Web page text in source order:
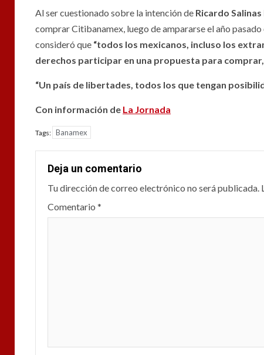
Al ser cuestionado sobre la intención de Ricardo Salinas
comprar Citibanamex, luego de ampararse el año
consideró que “todos los mexicanos, incluso los
derechos participar en una propuesta para comprar,
“Un país de libertades, todos los que tengan
Con información de La Jornada
Tags: Banamex
Deja un comentario
Tu dirección de correo electrónico no será publicada.
Comentario *